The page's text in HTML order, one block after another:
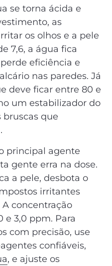
se torna ácida e
as
os olhos e a pele
7,6, a água fica
eficiência e
nas paredes. Já
deve ficar entre 80 e
um estabilizador do
bruscas que
principal agente
gente erra na dose.
a pele, desbota o
irritantes
concentração
e 3,0 ppm. Para
com precisão, use
confiáveis,
, e ajuste os